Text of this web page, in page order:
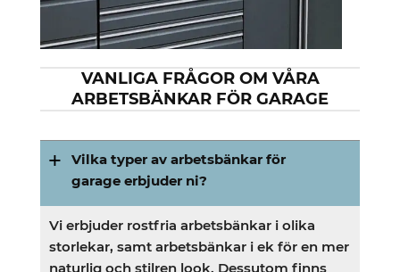
VANLIGA FRÅGOR OM VÅRA
ARBETSBÄNKAR FÖR GARAGE
Vilka typer av arbetsbänkar för
garage erbjuder ni?
Vi erbjuder rostfria arbetsbänkar i olika
storlekar, samt arbetsbänkar i ek för en mer
naturlig och stilren look. Dessutom finns